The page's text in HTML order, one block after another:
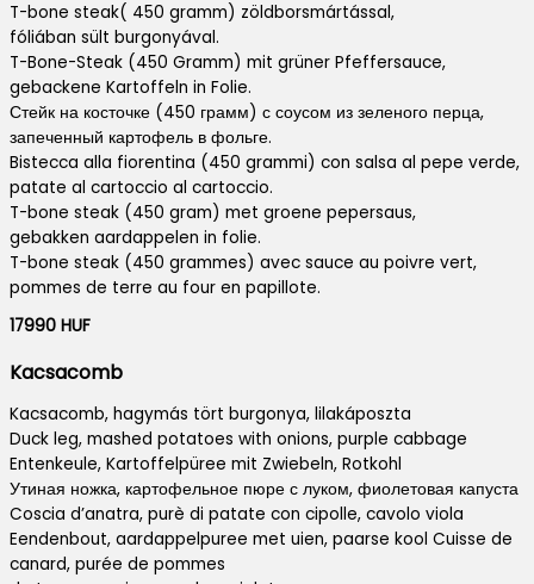
T-bone steak( 450 gramm) zöldborsmártással,
fóliában sült burgonyával.
T-Bone-Steak (450 Gramm) mit grüner Pfeffersauce,
gebackene Kartoffeln in Folie.
Стейк на косточке (450 грамм) с соусом из зеленого перца,
запеченный картофель в фольге.
Bistecca alla fiorentina (450 grammi) con salsa al pepe verde,
patate al cartoccio al cartoccio.
T-bone steak (450 gram) met groene pepersaus,
gebakken aardappelen in folie.
T-bone steak (450 grammes) avec sauce au poivre vert,
pommes de terre au four en papillote.
17990 HUF
Kacsacomb
Kacsacomb, hagymás tört burgonya, lilakáposzta
Duck leg, mashed potatoes with onions, purple cabbage
Entenkeule, Kartoffelpüree mit Zwiebeln, Rotkohl
Утиная ножка, картофельное пюре с луком, фиолетовая капуста
Coscia d’anatra, purè di patate con cipolle, cavolo viola
Eendenbout, aardappelpuree met uien, paarse kool Cuisse de
canard, purée de pommes